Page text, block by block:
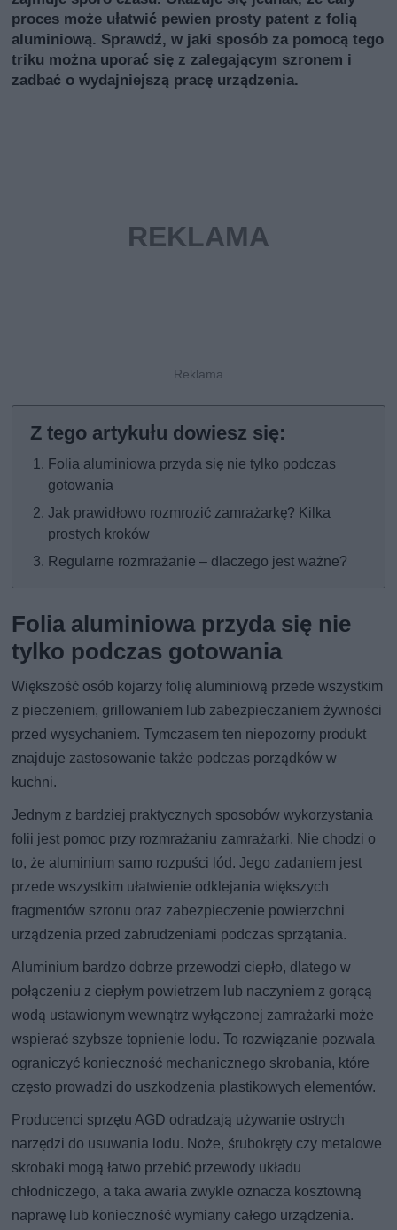
proces może ułatwić pewien prosty patent z folią
aluminiową. Sprawdź, w jaki sposób za pomocą tego
triku można uporać się z zalegającym szronem i
zadbać o wydajniejszą pracę urządzenia.
Folia aluminiowa przyda się nie tylko podczas
gotowania
Jak prawidłowo rozmrozić zamrażarkę? Kilka
prostych kroków
Regularne rozmrażanie – dlaczego jest ważne?
Folia aluminiowa przyda się nie
tylko podczas gotowania
Większość osób kojarzy folię aluminiową przede wszystkim
z pieczeniem, grillowaniem lub zabezpieczaniem żywności
przed wysychaniem. Tymczasem ten niepozorny produkt
znajduje zastosowanie także podczas porządków w
kuchni.
Jednym z bardziej praktycznych sposobów wykorzystania
folii jest pomoc przy rozmrażaniu zamrażarki. Nie chodzi o
to, że aluminium samo rozpuści lód. Jego zadaniem jest
przede wszystkim ułatwienie odklejania większych
fragmentów szronu oraz zabezpieczenie powierzchni
urządzenia przed zabrudzeniami podczas sprzątania.
Aluminium bardzo dobrze przewodzi ciepło, dlatego w
połączeniu z ciepłym powietrzem lub naczyniem z gorącą
wodą ustawionym wewnątrz wyłączonej zamrażarki może
wspierać szybsze topnienie lodu. To rozwiązanie pozwala
ograniczyć konieczność mechanicznego skrobania, które
często prowadzi do uszkodzenia plastikowych elementów.
Producenci sprzętu AGD odradzają używanie ostrych
narzędzi do usuwania lodu. Noże, śrubokręty czy metalowe
skrobaki mogą łatwo przebić przewody układu
chłodniczego, a taka awaria zwykle oznacza kosztowną
naprawę lub konieczność wymiany całego urządzenia.